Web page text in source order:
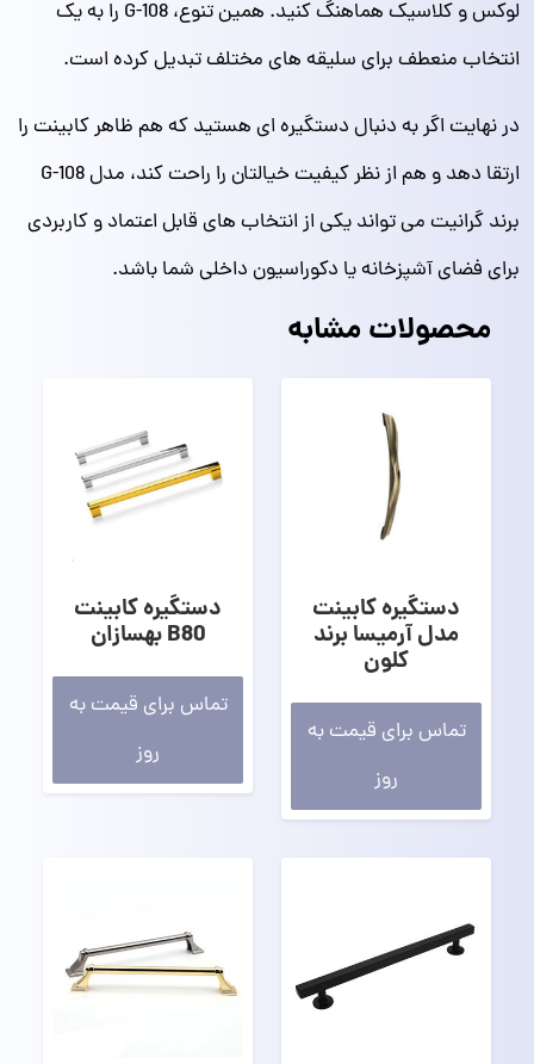
لوکس و کلاسیک هماهنگ کنید. همین تنوع، G-108 را به یک
انتخاب منعطف برای سلیقه‌ های مختلف تبدیل کرده است.
در نهایت اگر به دنبال دستگیره‌ ای هستید که هم ظاهر کابینت را
ارتقا دهد و هم از نظر کیفیت خیالتان را راحت کند، مدل G-108
برند گرانیت می‌ تواند یکی از انتخاب‌ های قابل اعتماد و کاربردی
برای فضای آشپزخانه یا دکوراسیون داخلی شما باشد.
محصولات مشابه
دستگیره کابینت
مدل آرمیسا برند
کلون
تماس برای قیمت به
روز
دستگیره کابینت
B80 بهسازان
تماس برای قیمت به
روز